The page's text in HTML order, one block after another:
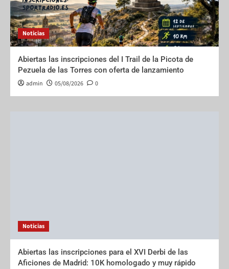
Noticias
Abiertas las inscripciones del I Trail de la Picota de
Pezuela de las Torres con oferta de lanzamiento
admin 05/08/2026 0
Noticias
Abiertas las inscripciones para el XVI Derbi de las
Aficiones de Madrid: 10K homologado y muy rápido